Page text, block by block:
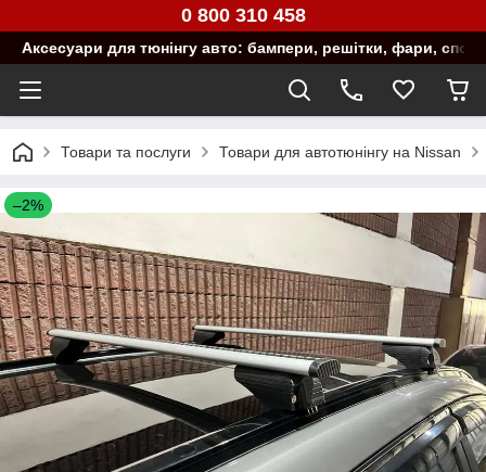
0 800 310 458
Аксесуари для тюнінгу авто: бампери, решітки, фари,
Товари та послуги Товари для автотюнінгу на Nissan
–2%